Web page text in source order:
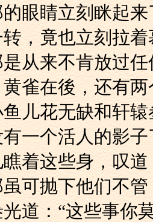
郎的眼睛立刻眯
，竟也立刻拉
郎是从来不肯放
雀在後，还有
小鱼儿花无缺和
一个活人的影子
儿瞧着这些身，
虽可抛下他们不
叁光道：“这些事